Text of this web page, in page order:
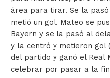
área para tirar. Se la
metió un gol. Mateo se
Bayern y se la pasó al
y la centró y metieron gol
del partido y ganó el Real
celebrar por pasar a la